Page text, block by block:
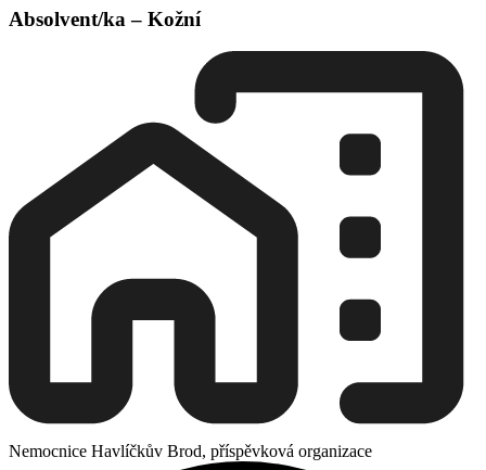
Absolvent/ka – Kožní
Nemocnice Havlíčkův Brod, příspěvková organizace